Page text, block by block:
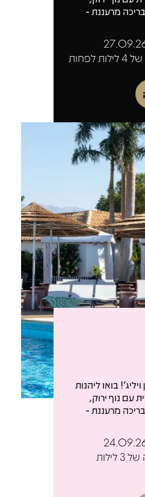
מרעננת -
בין 27.09.26-
בואו ליהנות
עם נוף ירוק,
מרעננת -
בין 24.09.26-
04.10.26, בהזמנה של 3 לילות